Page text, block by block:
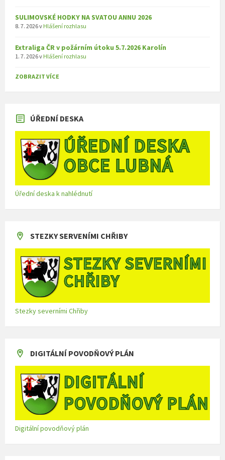
SULIMOVSKÉ HODKY NA SVATOU ANNU 2026
8. 7. 2026v Hlášení rozhlasu
Extraliga ČR v požárním útoku 5.7.2026 Karolín
1. 7. 2026v Hlášení rozhlasu
ZOBRAZIT VÍCE
ÚŘEDNÍ DESKA
Úřední deska k nahlédnutí
STEZKY SERVENÍMI CHŘIBY
Stezky severními Chřiby
DIGITÁLNÍ POVODŇOVÝ PLÁN
Digitální povodňový plán